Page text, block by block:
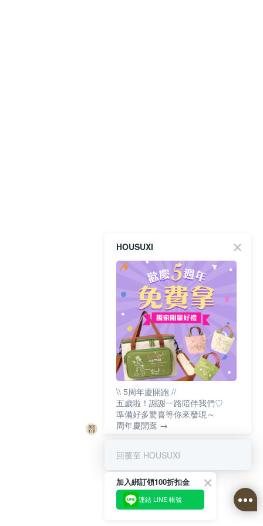
HOUSUXI
\\ 5周年慶開跑 //
五歲啦！謝謝一路陪伴我們♡
準備好多驚喜等你來發現～
周年慶開逛 →
回覆至 HOUSUXI
加入綁訂領100折扣金
連結 LINE 帳號